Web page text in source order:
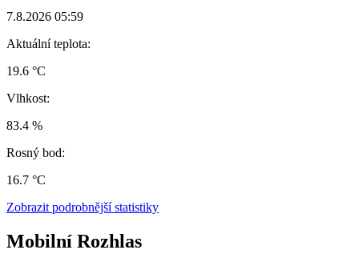
7.8.2026 05:59
Aktuální teplota:
19.6 °C
Vlhkost:
83.4 %
Rosný bod:
16.7 °C
Zobrazit podrobnější statistiky
Mobilní Rozhlas